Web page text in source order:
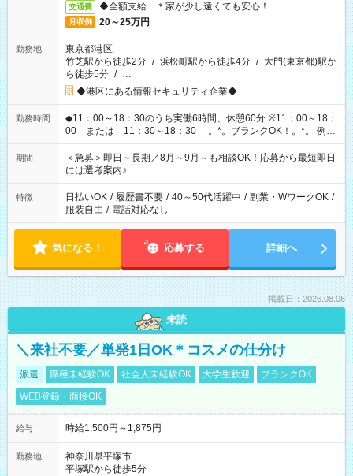
交通費 ◆全額支給 ＊家が少し遠くても安心！
月収例 20～25万円
勤務地
東京都港区
竹芝駅から徒歩2分 / 浜松町駅から徒歩4分 / 大門(東京都)駅か
ら徒歩5分 / …
◆港区にある情報セキュリティ企業◆
勤務時間
◆11：00～18：30のうち実働6時間、休憩60分 ※11：00～18：
00 または 11：30～18：30 。*。ブランクOK！。*。 例え
ば前職が、 在宅/財団法人/事務/コールセンター/受付/販売/カフェ
スタッフ スイーツ販売/ホテルフロント/化粧品販売/など 様々な
業界から入社して活躍されています♪
期間
＜急募＞即日～長期／8月～9月～も相談OK！応募から最短即日
には選考案内♪
特徴 日払いOK / 履歴書不要 / 40～50代活躍中 / 副業・WワークOK /
服装自由 / 電話対応なし
気になる！ 応募する 詳細へ
掲載日：2026.08.06
未読
＼来社不要／単発1日OK＊コスメの仕分け
派遣 職種未経験OK 社会人未経験OK 大学生歓迎
ブランクOK
WEB登録・面接OK
給与 時給1,500円～1,875円
勤務地
神奈川県平塚市
平塚駅から徒歩5分